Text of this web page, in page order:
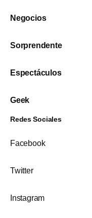
Negocios
Sorprendente
Espectáculos
Geek
Redes Sociales
Facebook
Twitter
Instagram